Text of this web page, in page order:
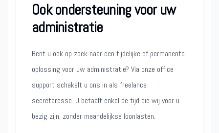
Ook ondersteuning voor uw
administratie
Bent u ook op zoek naar een tijdelijke of permanente
oplossing voor uw administratie? Via onze office
support schakelt u ons in als freelance
secretaresse. U betaalt enkel de tijd die wij voor u
bezig zijn, zonder maandelijkse loonlasten.